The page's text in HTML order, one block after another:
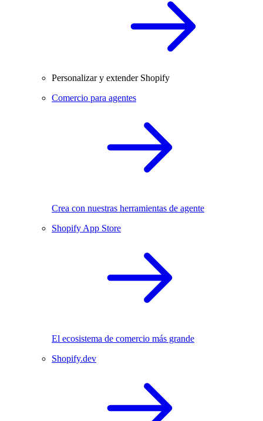
Personalizar y extender Shopify
Comercio para agentes
Crea con nuestras herramientas de agente
Shopify App Store
El ecosistema de comercio más grande
Shopify.dev